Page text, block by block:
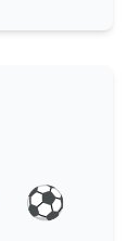
⚽